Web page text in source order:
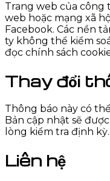
Trang web của công
web hoặc mạng xã
Facebook. Các nền
ty không thể kiểm
đọc chính sách
Thay đổi
Thông báo này có
Bản cập nhật sẽ
lòng kiểm tra định kỳ.
Liên hệ